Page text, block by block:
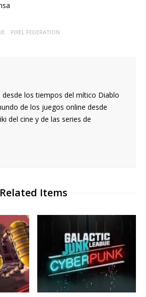
PIXEL FEDERATION
desde los tiempos del mítico Diablo
de los juegos online desde
del cine y de las series de
Related Items